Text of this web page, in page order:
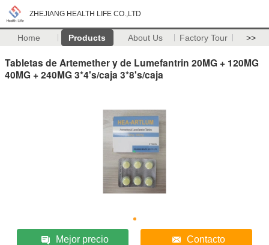
ZHEJIANG HEALTH LIFE CO.,LTD
Home Products About Us Factory Tour >>
Tabletas de Artemether y de Lumefantrin 20MG + 120MG
40MG + 240MG 3*4's/caja 3*8's/caja
Mejor precio Contacto